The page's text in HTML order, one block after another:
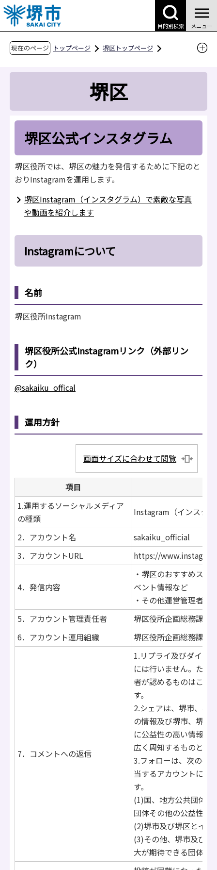
こ
の
ペ
目的別検索 メニュー
現在のページ トップページ
堺区トップページ
堺区
堺区公式インスタグラム
堺区役所では、堺区の魅力を発信するために下記のと
おりInstagramを運用します。
堺区Instagram（インスタグラム）で素敵な写真
や動画を紹介します
Instagramについて
名前
堺区役所Instagram
堺区役所公式Instagramリンク（外部リン
ク）
@sakaiku_offical
運用方針
画面サイズに合わせて閲覧
項目
1.運用するソーシャルメディア
の種類
Instagram（インスタ
2．アカウント名
sakaiku_official
3．アカウントURL
https://
4．発信内容
・堺区のおすすめスポ
ベント情報など
・その他運営管理者が
5．アカウント管理責任者
堺区役所企画総務課長
6．アカウント運用組織
堺区役所企画総務課
7．コメントへの返信
1.リプライ及びダイレ
には行いません。ただ
者が認めるものはこの
す。
2.シェアは、堺市、堺
の情報及び堺市、堺区
に公益性の高い情報で
広く周知するものとし
3.フォローは、次の各
当するアカウントにつ
す。
(1)国、地方公共団体、
団体その他の公益性の
(2)堺市及び堺区とイ
(3)その他、堺市及び
大が期待できる団体・